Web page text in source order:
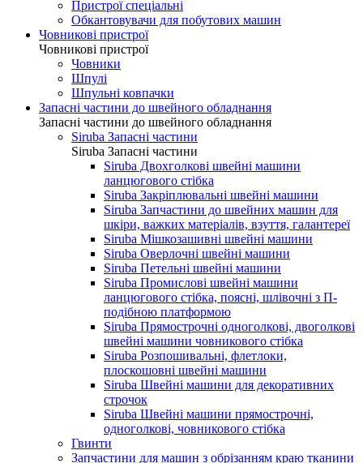
Пристрої спеціальні
Обкантовувачи для побутових машин
Човникові пристрої
Човникові пристрої
Човники
Шпулі
Шпульні ковпачки
Запасні частини до швейного обладнання
Запасні частини до швейного обладнання
Siruba Запасні частини
Siruba Запасні частини
Siruba Двохголкові швейні машини
ланцюгового стібка
Siruba Закріплювальні швейні машини
Siruba Запчастини до швейних машин для
шкіри, важких матеріалів, взуття, галантереї
Siruba Мішкозашивні швейні машини
Siruba Оверлочні швейні машини
Siruba Петельні швейні машини
Siruba Промислові швейні машини
ланцюгового стібка, поясні, шлівочні з П-
подібною платформою
Siruba Прямострочні одноголкові, двоголкові
швейні машини човникового стібка
Siruba Розпошивальні, флетлоки,
плоскошовні швейні машини
Siruba Швейні машини для декоративних
строчок
Siruba Швейні машини прямострочні,
одноголкові, човникового стібка
Гвинти
Запчастини для машин з обрізанням краю тканини